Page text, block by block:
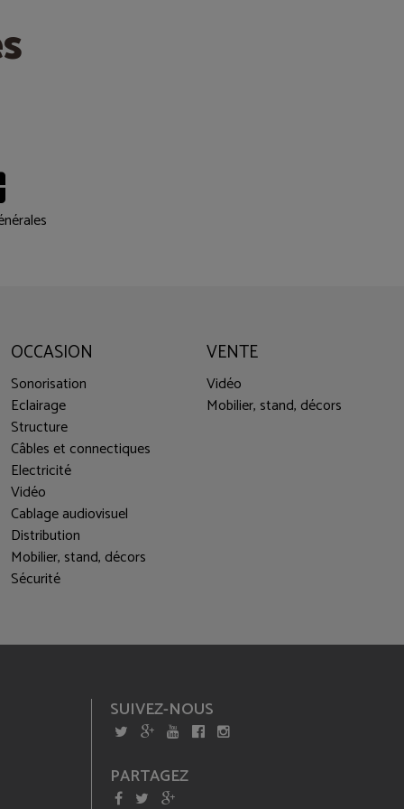
OCCASION
Sonorisation
Eclairage
Structure
Câbles et connectiques
Electricité
Vidéo
Cablage audiovisuel
Distribution
Mobilier, stand, décors
Sécurité
VENTE
Vidéo
Mobilier, stand, décors
SUIVEZ-NOUS
PARTAGEZ